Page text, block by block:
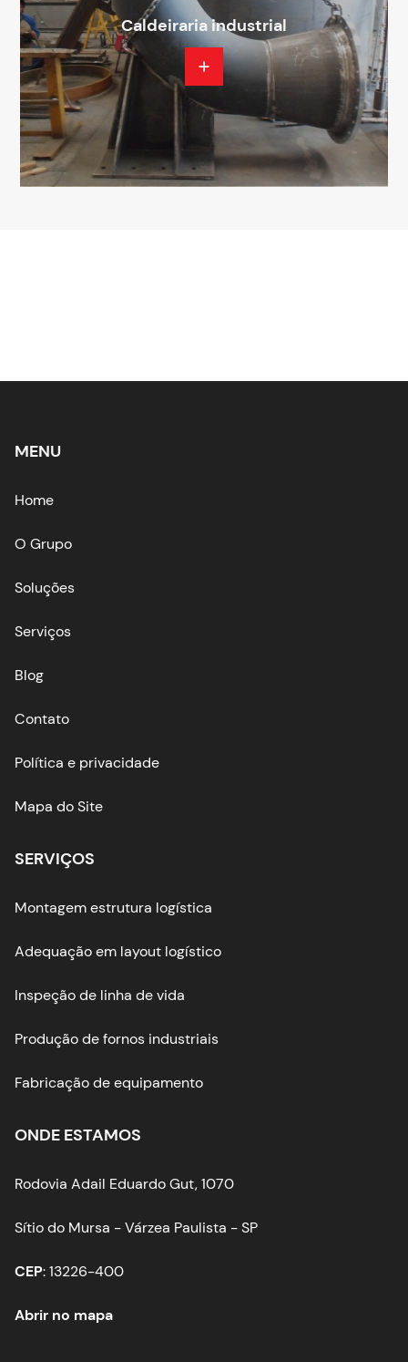
Caldeiraria industrial
MENU
Home
O Grupo
Soluções
Serviços
Blog
Contato
Política e privacidade
Mapa do Site
SERVIÇOS
Montagem estrutura logística
Adequação em layout logístico
Inspeção de linha de vida
Produção de fornos industriais
Fabricação de equipamento
ONDE ESTAMOS
Rodovia Adail Eduardo Gut, 1070
Sítio do Mursa - Várzea Paulista - SP
CEP: 13226-400
Abrir no mapa